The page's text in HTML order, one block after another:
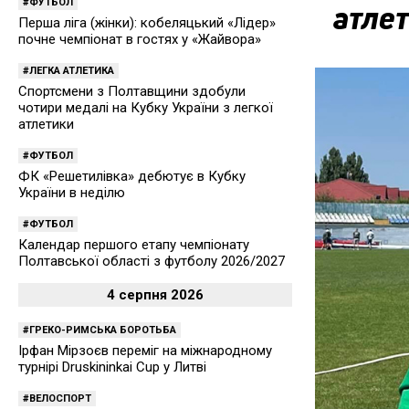
Перша ліга (жінки): кобеляцький «Лідер»
почне чемпіонат в гостях у «Жайвора»
ЛЕГКА АТЛЕТИКА
Спортсмени з Полтавщини здобули
чотири медалі на Кубку України з легкої
атлетики
ФУТБОЛ
ФК «Решетилівка» дебютує в Кубку
України в неділю
ФУТБОЛ
Календар першого етапу чемпіонату
Полтавської області з футболу 2026/2027
4 серпня 2026
ГРЕКО-РИМСЬКА БОРОТЬБА
Ірфан Мірзоєв переміг на міжнародному
турнірі Druskininkai Cup у Литві
ВЕЛОСПОРТ